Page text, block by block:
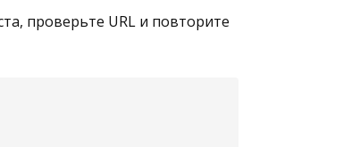
проверьте URL и повторите